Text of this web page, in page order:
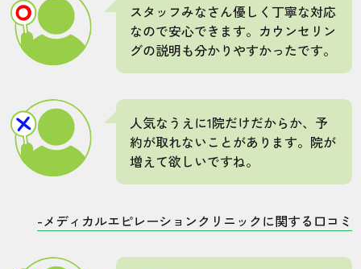
スタッフみなさん優しく丁寧な対応
なので安心できます。カウンセリン
グの説明も分かりやすかったです。
人気なうえに1院だけだからか、予
約が取れないことがあります。院が
増えて欲しいですね。
-メディカルエピレーションクリニックに関する口コミ